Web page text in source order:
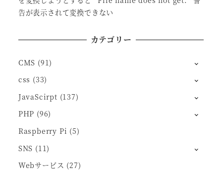
告が表示されて変換できない
カテゴリー
CMS (91)
css (33)
JavaScirpt (137)
PHP (96)
Raspberry Pi (5)
SNS (11)
Webサービス (27)